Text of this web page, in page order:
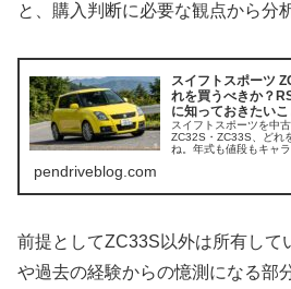
と、購入判断に必要な観点から分
スイフトスポーツ
れを買うべきか？
に知っておきたいこ
スイフトスポーツを中
ZC32S・ZC33S、どれ
ね。年式も値段もキャ
pendriveblog.com
前提としてZC33S以外は所有して
や過去の経験からの憶測になる部